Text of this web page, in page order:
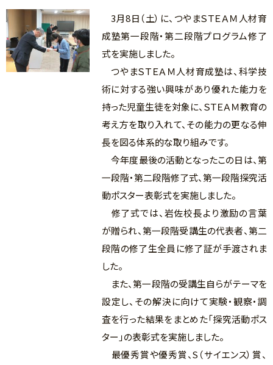
3月8日（土）に、つやまＳＴＥＡＭ人材育
成塾第一段階・第二段階プログラム修了
式を実施しました。
つやまＳＴＥＡＭ人材育成塾は、科学技
術に対する強い興味があり優れた能力を
持った児童生徒を対象に、ＳＴＥＡＭ教育の
考え方を取り入れて、その能力の更なる伸
長を図る体系的な取り組みです。
今年度最後の活動となったこの日は、第
一段階・第二段階修了式、第一段階探究活
動ポスター表彰式を実施しました。
修了式では、岩佐校長より激励の言葉
が贈られ、第一段階受講生の代表者、第二
段階の修了生全員に修了証が手渡されま
した。
また、第一段階の受講生自らがテーマを
設定し、その解決に向けて実験・観察・調
査を行った結果をまとめた「探究活動ポス
ター」の表彰式を実施しました。
最優秀賞や優秀賞、S（サイエンス）賞、